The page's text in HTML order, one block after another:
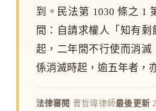
到。民法第 1030 條之 1
間：自請求權人「知有剩
起，二年間不行使而消滅
係消滅時起，逾五年者，
法律審閱 曹哲瑋律師最後更新